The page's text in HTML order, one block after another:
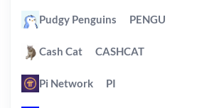
Pudgy Penguins PENGU
Cash Cat CASHCAT
Pi Network PI